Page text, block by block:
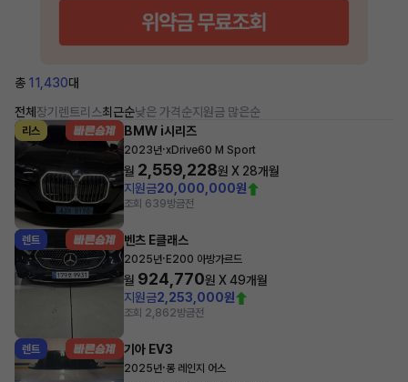
총 11,430대
전체 장기렌트리스최근순낮은 가격순지원금 많은순
리스 BMW i시리즈
2023년·xDrive60 M Sport
월 2,559,228원 X 28개월
지원금20,000,000원
조회 639방금전
렌트 벤츠 E클래스
2025년· E200 아방가르드
월 924,770원 X49개월
지원금2,253,000원
조회 2,862방금전
렌트 기아 EV3
2025년·롱 레인지 어스